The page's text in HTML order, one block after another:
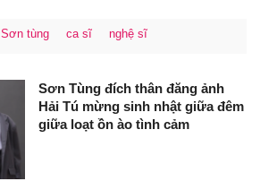
Sơn tùng ca sĩ nghệ sĩ
Sơn Tùng đích thân đăng ảnh
Hải Tú mừng sinh nhật giữa đêm
giữa loạt ồn ào tình cảm